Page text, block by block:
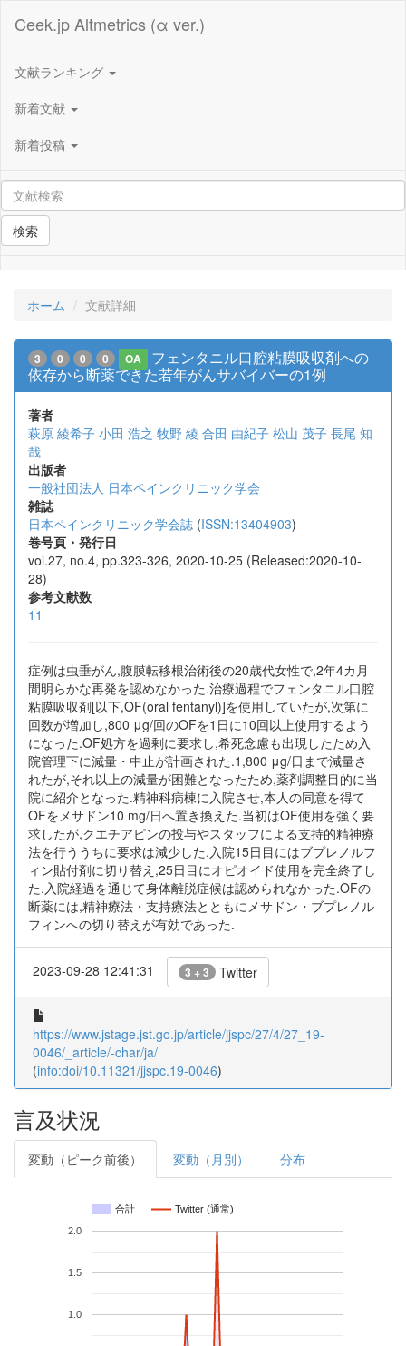
Ceek.jp Altmetrics (α ver.)
文献ランキング
新着文献
新着投稿
検索
ホーム 文献詳細
3 0 0 0 OA
フェンタニル口腔粘膜吸収剤への
依存から断薬できた若年がんサバイバーの1例
著者
萩原 綾希子 小田 浩之 牧野 綾 合田 由紀子 松山 茂子 長尾 知
哉
出版者
一般社団法人 日本ペインクリニック学会
雑誌
日本ペインクリニック学会誌 (ISSN:13404903)
巻号頁・発行日
vol.27, no.4, pp.323-326, 2020-10-25 (Released:2020-10-
28)
参考文献数
11
症例は虫垂がん,腹膜転移根治術後の20歳代女性で,2年4カ月
間明らかな再発を認めなかった.治療過程でフェンタニル口腔
粘膜吸収剤[以下,OF(oral fentanyl)]を使用していたが,次第に
回数が増加し,800 μg/回のOFを1日に10回以上使用するよう
になった.OF処方を過剰に要求し,希死念慮も出現したため入
院管理下に減量・中止が計画された.1,800 μg/日まで減量さ
れたが,それ以上の減量が困難となったため,薬剤調整目的に当
院に紹介となった.精神科病棟に入院させ,本人の同意を得て
OFをメサドン10 mg/日へ置き換えた.当初はOF使用を強く要
求したが,クエチアピンの投与やスタッフによる支持的精神療
法を行ううちに要求は減少した.入院15日目にはブプレノルフ
ィン貼付剤に切り替え,25日目にオピオイド使用を完全終了し
た.入院経過を通じて身体離脱症候は認められなかった.OFの
断薬には,精神療法・支持療法とともにメサドン・ブプレノル
フィンへの切り替えが有効であった.
2023-09-28 12:41:31 3 + 3 Twitter
https://www.jstage.jst.go.jp/article/jjspc/27/4/27_19-
0046/_article/-char/ja/
(info:doi/10.11321/jjspc.19-0046)
言及状況
変動（ピーク前後） 変動（月別） 分布
合計 Twitter (通常)
1.0
1.5
2.0